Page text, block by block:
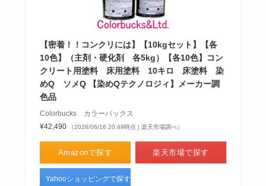
【密着！！コンクリには】【10kgセット】【各
10色】（主剤・硬化剤 各5kg）【各10色】コン
クリート用塗料 床用塗料 10キロ 床塗料 染
めQ ソメQ 【染めQテクノロジィ】メーカー調
色品
Colorbucks カラーバックス
¥42,490
（2026/06/16 20:49時点 | 楽天市場調べ）
Amazonで探す 楽天市場で探す
Yahooショッピングで探す